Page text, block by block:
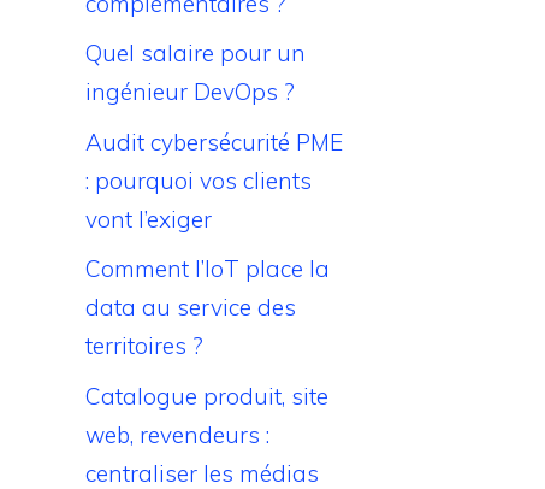
Quel salaire pour un
ingénieur DevOps ?
Audit cybersécurité PME
: pourquoi vos clients
vont l’exiger
Comment l’IoT place la
data au service des
territoires ?
Catalogue produit, site
web, revendeurs :
centraliser les médias